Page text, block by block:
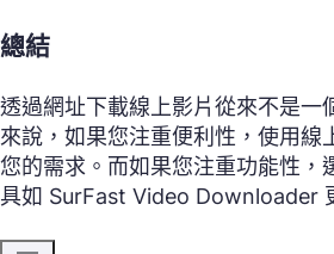
總結
透過網址下載線上影片從來不是一
來說，如果您注重便利性，使用線
您的需求。而如果您注重功能性，
具如 SurFast Video Downloader